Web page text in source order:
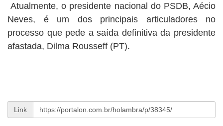
Atualmente, o presidente nacional do PSDB, Aécio
Neves, é um dos principais articuladores no
processo que pede a saída definitiva da presidente
afastada, Dilma Rousseff (PT).
Link